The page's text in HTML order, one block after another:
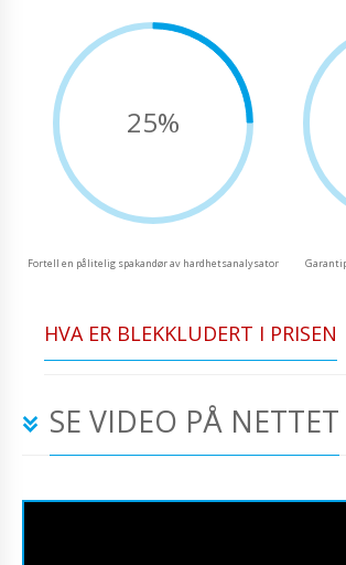
25%
Fortell en pålitelig spakandør av hardhetsanalysator
HVA ER BLEKKLUDERT I PRISEN
SE VIDEO PÅ NETTET